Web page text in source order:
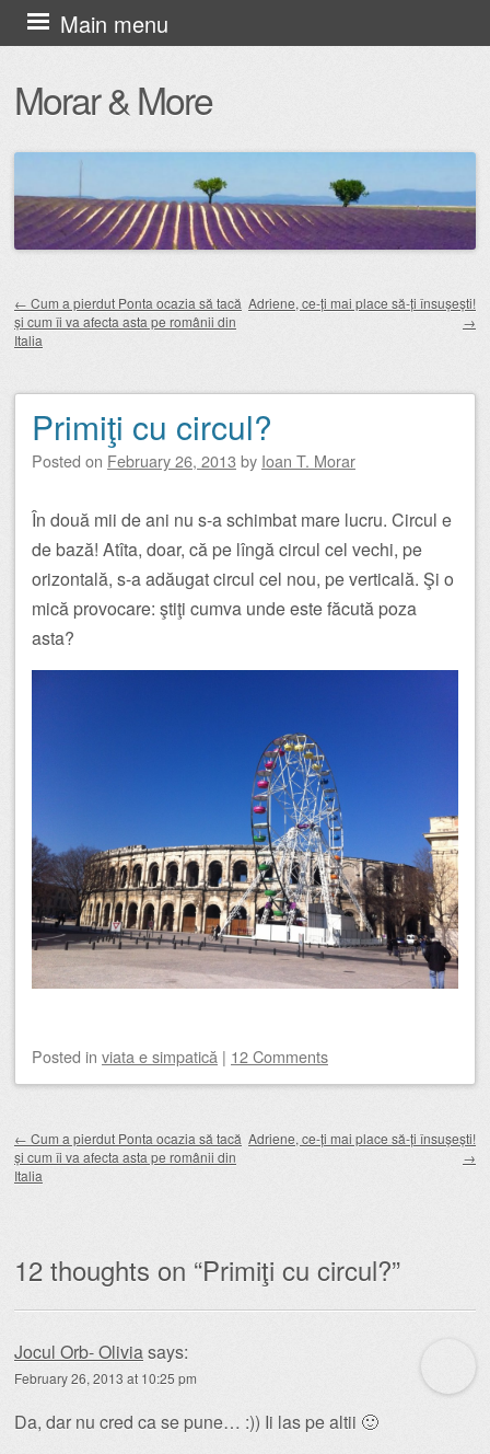
Morar & More
Main menu
Skip
to
content
Post navigation
← Cum a pierdut Ponta ocazia să tacă
și cum îi va afecta asta pe românii din
Italia
Adriene, ce-ți mai place să-ți însușești!
→
Primiţi cu circul?
Posted on February 26, 2013 by Ioan T. Morar
În două mii de ani nu s-a schimbat mare lucru. Circul e
de bază! Atîta, doar, că pe lîngă circul cel vechi, pe
orizontală, s-a adăugat circul cel nou, pe verticală. Şi o
mică provocare: ştiţi cumva unde este făcută poza
asta?
Posted in viata e simpatică | 12 Comments
← Cum a pierdut Ponta ocazia să tacă
și cum îi va afecta asta pe românii din
Italia
Adriene, ce-ți mai place să-ți însușești!
→
12 thoughts on “Primiţi cu circul?”
Jocul Orb- Oliviasays:
February 26, 2013 at 10:25 pm
Da, dar nu cred ca se pune… :)) Ii las pe altii 🙂